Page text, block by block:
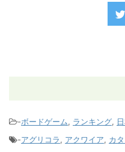
-ボードゲーム, ランキング,
-アグリコラ, アクワイア, カ